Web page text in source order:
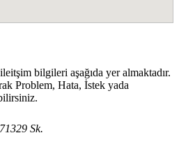
bilgileri aşağıda yer almaktadır.
Problem, Hata, İstek yada
Sk.